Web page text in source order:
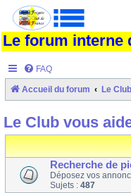
Le forum interne
FAQ
Accueil du forum Le
Le Club vous
Recherche de
Déposez vos
Sujets : 487